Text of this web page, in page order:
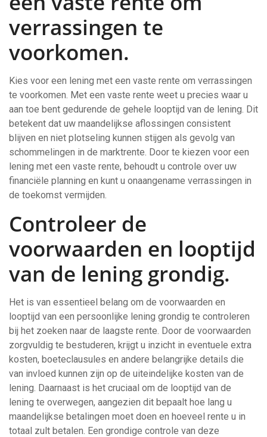
verrassingen te
voorkomen.
Kies voor een lening met een vaste rente om verrassingen
te voorkomen. Met een vaste rente weet u precies waar u
aan toe bent gedurende de gehele looptijd van de lening. Dit
betekent dat uw maandelijkse aflossingen consistent
blijven en niet plotseling kunnen stijgen als gevolg van
schommelingen in de marktrente. Door te kiezen voor een
lening met een vaste rente, behoudt u controle over uw
financiële planning en kunt u onaangename verrassingen in
de toekomst vermijden.
Controleer de
voorwaarden en looptijd
van de lening grondig.
Het is van essentieel belang om de voorwaarden en
looptijd van een persoonlijke lening grondig te controleren
bij het zoeken naar de laagste rente. Door de voorwaarden
zorgvuldig te bestuderen, krijgt u inzicht in eventuele extra
kosten, boeteclausules en andere belangrijke details die
van invloed kunnen zijn op de uiteindelijke kosten van de
lening. Daarnaast is het cruciaal om de looptijd van de
lening te overwegen, aangezien dit bepaalt hoe lang u
maandelijkse betalingen moet doen en hoeveel rente u in
totaal zult betalen. Een grondige controle van deze